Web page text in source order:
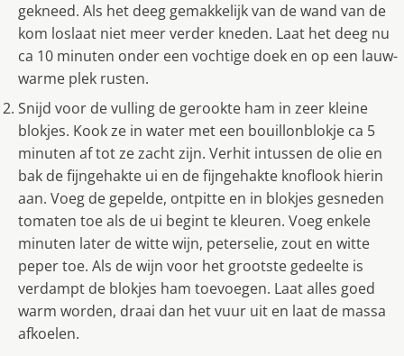
gekneed. Als het deeg gemakkelijk van de wand van de
kom loslaat niet meer verder kneden. Laat het deeg nu
ca 10 minuten onder een vochtige doek en op een lauw-
warme plek rusten.
Snijd voor de vulling de gerookte ham in zeer kleine
blokjes. Kook ze in water met een bouillonblokje ca 5
minuten af tot ze zacht zijn. Verhit intussen de olie en
bak de fijngehakte ui en de fijngehakte knoflook hierin
aan. Voeg de gepelde, ontpitte en in blokjes gesneden
tomaten toe als de ui begint te kleuren. Voeg enkele
minuten later de witte wijn, peterselie, zout en witte
peper toe. Als de wijn voor het grootste gedeelte is
verdampt de blokjes ham toevoegen. Laat alles goed
warm worden, draai dan het vuur uit en laat de massa
afkoelen.